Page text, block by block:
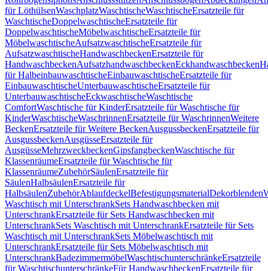
für LöthülsenWaschplatzWaschtischeWaschtischeErsatzteile für
WaschtischeDoppelwaschtischeErsatzteile für
DoppelwaschtischeMöbelwaschtischeErsatzteile für
MöbelwaschtischeAufsatzwaschtischeErsatzteile für
AufsatzwaschtischeHandwaschbeckenErsatzteile für
HandwaschbeckenAufsatzhandwaschbeckenEckhandwaschbecken
für HalbeinbauwaschtischeEinbauwaschtischeErsatzteile für
EinbauwaschtischeUnterbauwaschtischeErsatzteile für
UnterbauwaschtischeEckwaschtischeWaschtische
ComfortWaschtische für KinderErsatzteile für Waschtische für
KinderWaschtischeWaschrinnenErsatzteile für WaschrinnenWeitere
BeckenErsatzteile für Weitere BeckenAusgussbeckenErsatzteile für
AusgussbeckenAusgüsseErsatzteile für
AusgüsseMehrzweckbeckenGipsfangbeckenWaschtische für
KlassenräumeErsatzteile für Waschtische für
KlassenräumeZubehörSäulenErsatzteile für
SäulenHalbsäulenErsatzteile für
HalbsäulenZubehörAblaufdeckelBefestigungsmaterialDekorblenden
Waschtisch mit UnterschrankSets Handwaschbecken mit
UnterschrankErsatzteile für Sets Handwaschbecken mit
UnterschrankSets Waschtisch mit UnterschrankErsatzteile für Sets
Waschtisch mit UnterschrankSets Möbelwaschtisch mit
UnterschrankErsatzteile für Sets Möbelwaschtisch mit
UnterschrankBadezimmermöbelWaschtischunterschränkeErsatzteile
für WaschtischunterschränkeFür HandwaschbeckenErsatzteile für